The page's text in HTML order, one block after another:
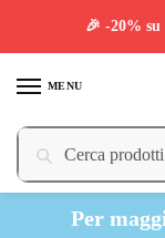
MENU
Cerca:
Cerca
Per
🎉 -20%